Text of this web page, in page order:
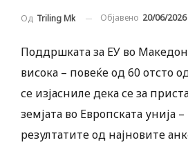
Од Triling Mk Објавено 20/06/
Поддршката за ЕУ во
висока – повеќе од 60 отсто
се изјасниле дека се за
земјата во Европската унија
резултатите од најновите